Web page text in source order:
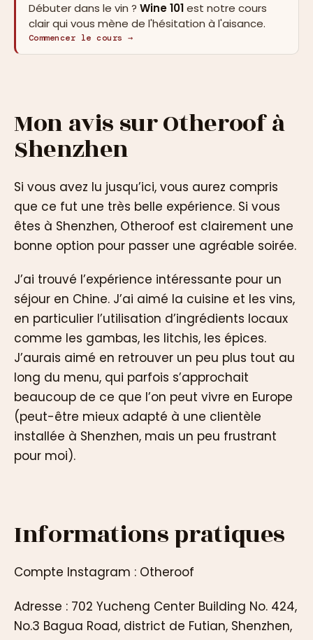
Débuter dans le vin ? Wine 101est notre cours
clair qui vous mène de l'hésitation à l'aisance.
Commencer le cours →
Mon avis sur Otheroof à
Shenzhen
Si vous avez lu jusqu’ici, vous aurez compris
que ce fut une très belle expérience. Si vous
êtes à Shenzhen, Otheroof est clairement une
bonne option pour passer une agréable soirée.
J’ai trouvé l’expérience intéressante pour un
séjour en Chine. J’ai aimé la cuisine et les vins,
en particulier l’utilisation d’ingrédients locaux
comme les gambas, les litchis, les épices.
J’aurais aimé en retrouver un peu plus tout au
long du menu, qui parfois s’approchait
beaucoup de ce que l’on peut vivre en Europe
(peut-être mieux adapté à une clientèle
installée à Shenzhen, mais un peu frustrant
pour moi).
Informations pratiques
Compte Instagram : Otheroof
Adresse : 702 Yucheng Center Building No. 424,
No.3 Bagua Road, district de Futian, Shenzhen,